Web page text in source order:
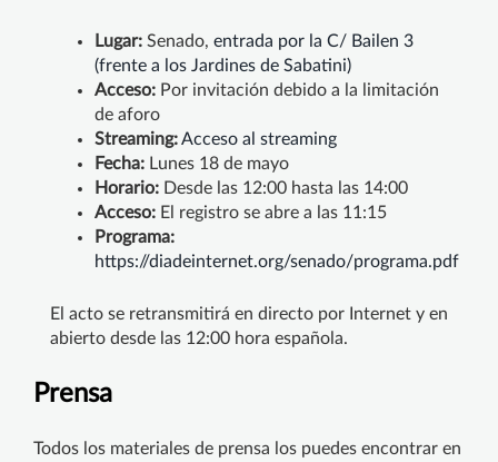
Lugar: Senado, entrada por la C/ Bailen 3
(frente a los Jardines de Sabatini)
Acceso: Por invitación debido a la limitación
de aforo
Streaming:Acceso al streaming
Fecha: Lunes 18 de mayo
Horario: Desde las 12:00 hasta las 14:00
Acceso: El registro se abre a las 11:15
Programa:
https://diadeinternet.org/senado/programa.pdf
El acto se retransmitirá en directo por Internet y en
abierto desde las 12:00 hora española.
Prensa
Todos los materiales de prensa los puedes encontrar en